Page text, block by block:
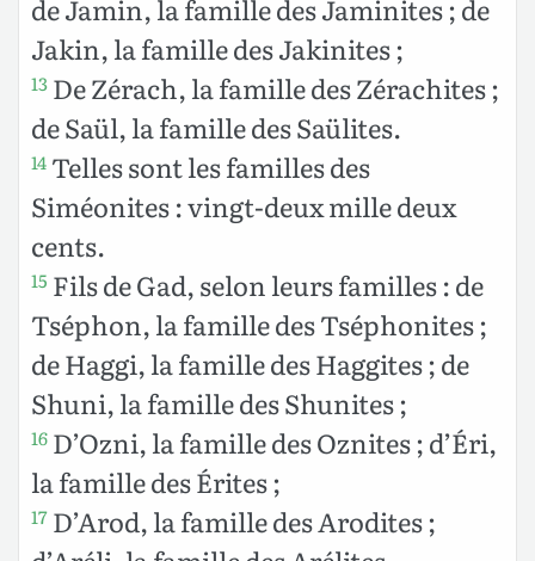
de Jamin, la famille des Jaminites ; de
Jakin, la famille des Jakinites ;
13 De Zérach, la famille des Zérachites ;
de Saül, la famille des Saülites.
14 Telles sont les familles des
Siméonites : vingt-deux mille deux
cents.
15 Fils de Gad, selon leurs familles : de
Tséphon, la famille des Tséphonites ;
de Haggi, la famille des Haggites ; de
Shuni, la famille des Shunites ;
16 D’Ozni, la famille des Oznites ; d’Éri,
la famille des Érites ;
17 D’Arod, la famille des Arodites ;